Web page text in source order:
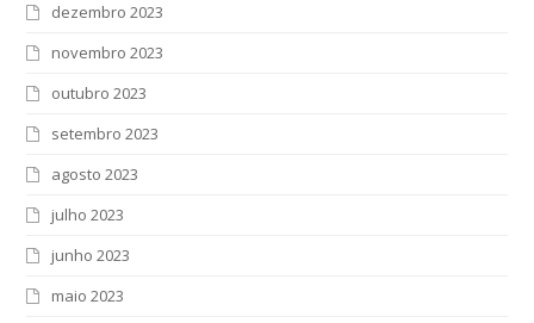
dezembro 2023
novembro 2023
outubro 2023
setembro 2023
agosto 2023
julho 2023
junho 2023
maio 2023